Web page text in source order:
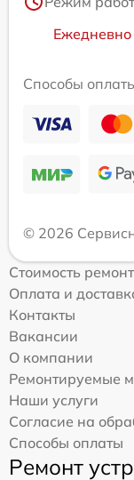
Ежедневно
Способы
© 2026
Стоимость
Оплата и
Контакты
Вакансии
О компании
Ремонтируемые
Наши услуги
Согласие на
Способы оплаты
Ремонт